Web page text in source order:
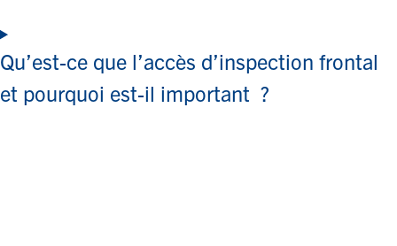
Qu’est-ce que l’accès d’inspection frontal
et pourquoi est-il important ?